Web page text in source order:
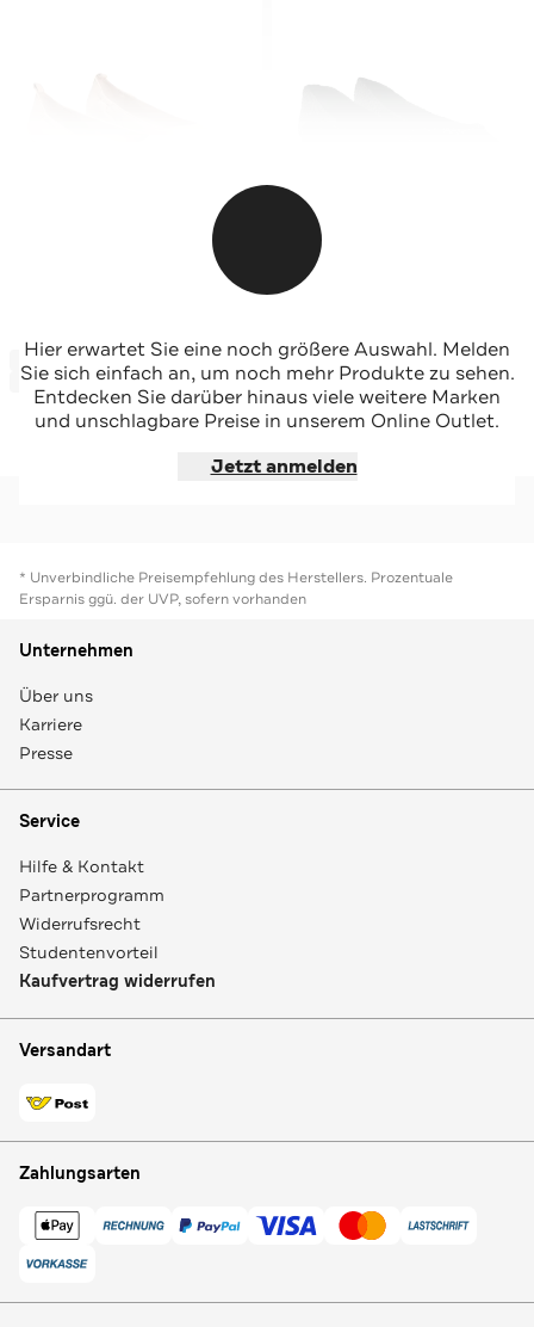
MELVIN & HAMILTON
Lederballerinas 'Livia 3' altrosa
-49%*
Sale
Jetzt shoppen
MELVIN & HAMILTON
Ballerinas 'Kate 5'
-47%*
Sale
Jetzt shoppen
Hier erwartet Sie eine noch größere Auswahl. Melden
Sie sich einfach an, um noch mehr Produkte zu sehen.
Entdecken Sie darüber hinaus viele weitere Marken
und unschlagbare Preise in unserem Online Outlet.
Jetzt anmelden
* Unverbindliche Preisempfehlung des Herstellers. Prozentuale
Ersparnis ggü. der UVP, sofern vorhanden
Unternehmen
Über uns
Karriere
Presse
Service
Hilfe & Kontakt
Partnerprogramm
Widerrufsrecht
Studentenvorteil
Kaufvertrag widerrufen
Versandart
Zahlungsarten